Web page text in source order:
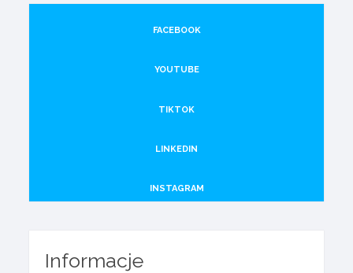
FACEBOOK
YOUTUBE
TIKTOK
LINKEDIN
INSTAGRAM
Informacje